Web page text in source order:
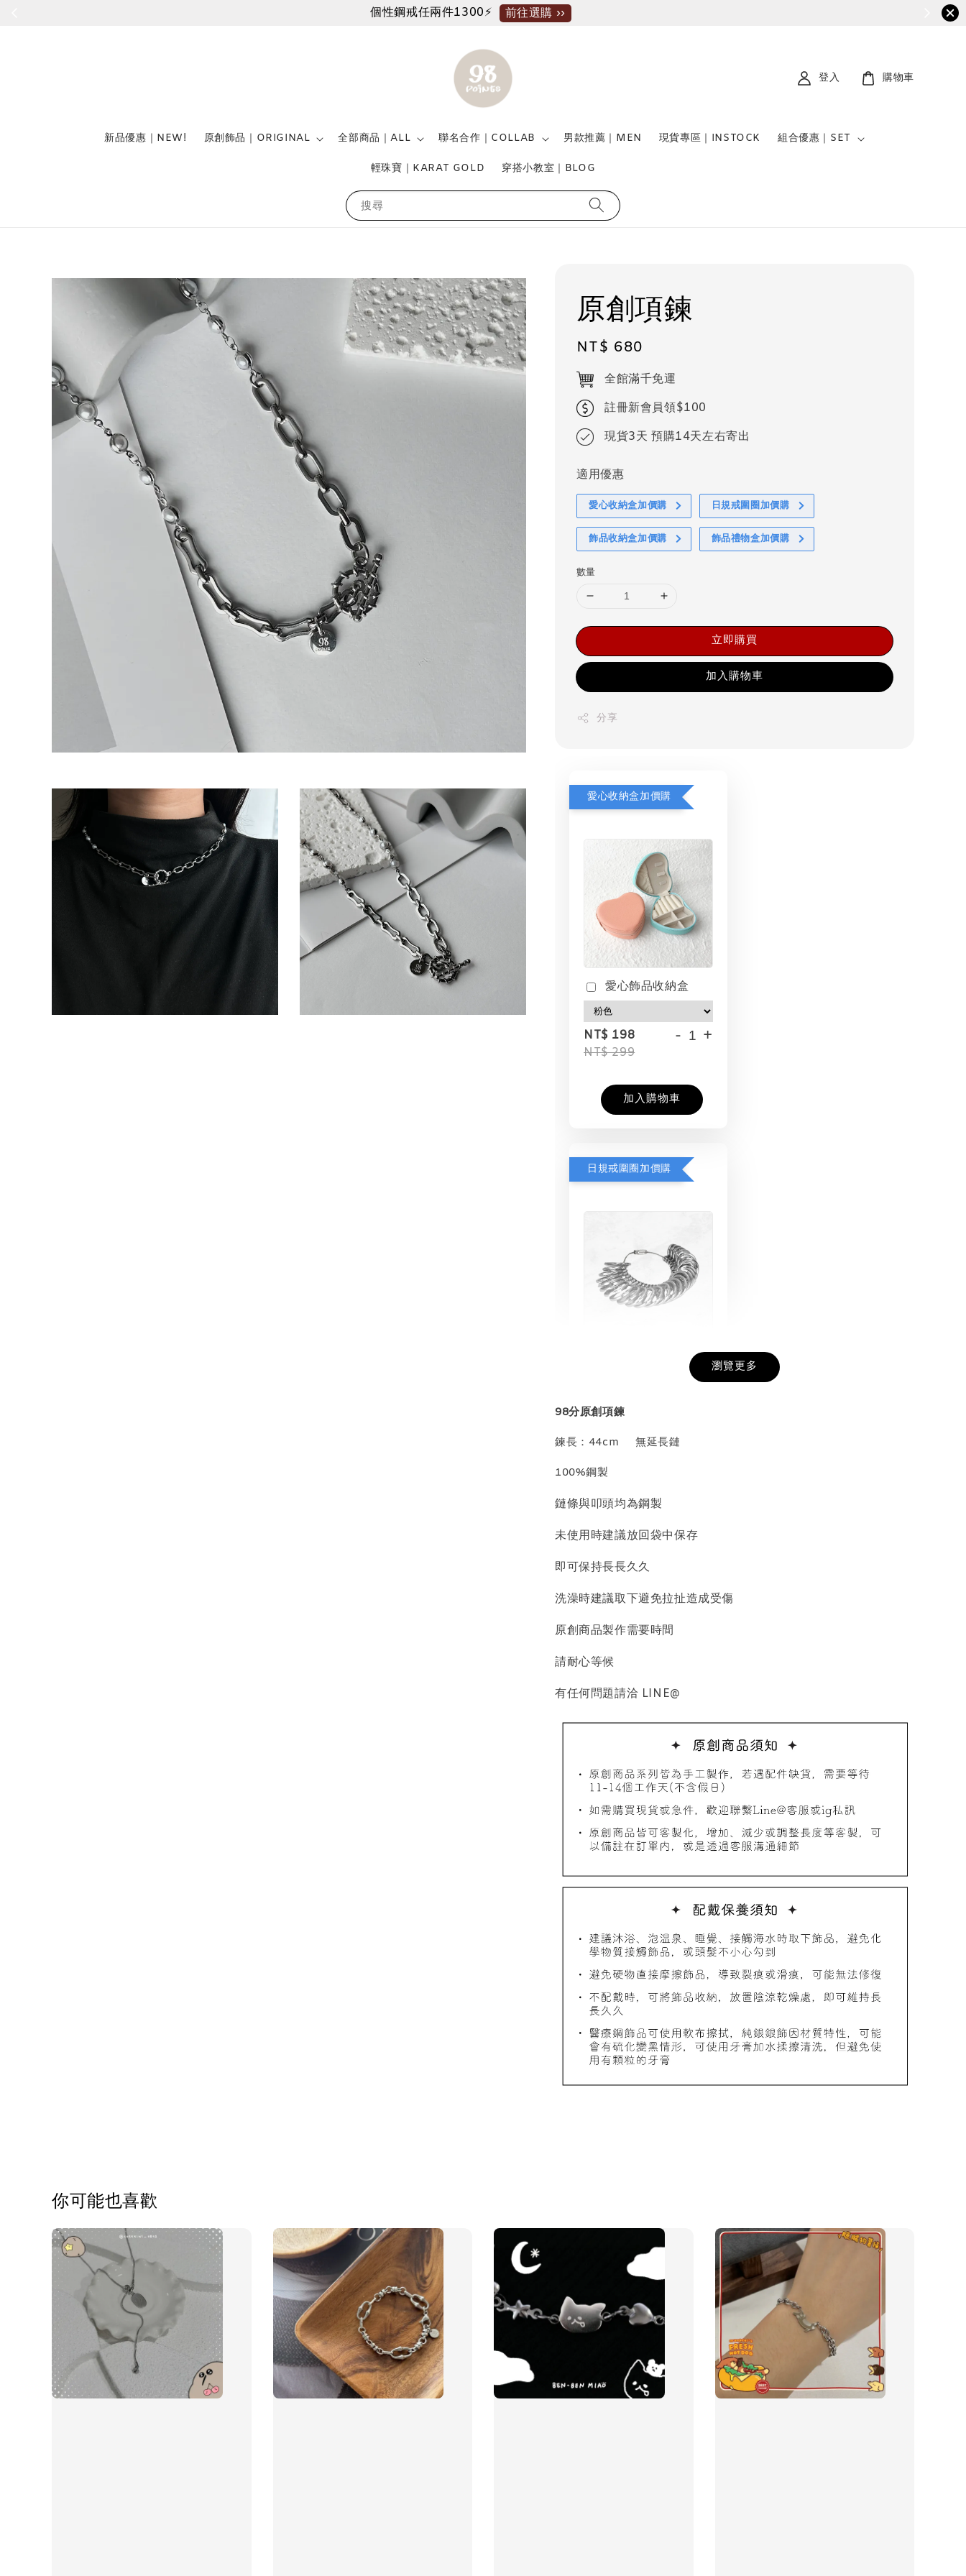
個性鋼戒任兩件1300⚡ 前往選購 ››
搜尋
新品優惠｜NEW! 原創飾品｜ORIGINAL 全部商品｜ALL 聯名合作｜COLLAB 男款推薦｜MEN 現貨專區｜INSTOCK 組合優惠｜SET
輕珠寶｜KARAT GOLD 穿搭小教室｜BLOG
登入 購物車
原創項鍊
Regular
price
NT$ 680
全館滿千免運
註冊新會員領$100
現貨3天 預購14天左右寄出
適用優惠
愛心收納盒加價購 日規戒圍圈加價購
飾品收納盒加價購 飾品禮物盒加價購
數量
立即購買
加入購物車
分享
愛心收納盒加價購
愛心飾品收納盒
NT$ 198
NT$ 299
- +
加入購物車
日規戒圍圈加價購
NT$ 98
+
加入購物車
NT$ 399
飾品禮物盒加價購
飾品禮物盒
瀏覽更多
98分原創項鍊
鍊長：44cm 無延長鏈
100%鋼製
鏈條與叩頭均為鋼製
未使用時建議放回袋中保存
即可保持長長久久
洗澡時建議取下避免拉扯造成受傷
原創商品製作需要時間
請耐心等候
有任何問題請洽 LINE@
你可能也喜歡